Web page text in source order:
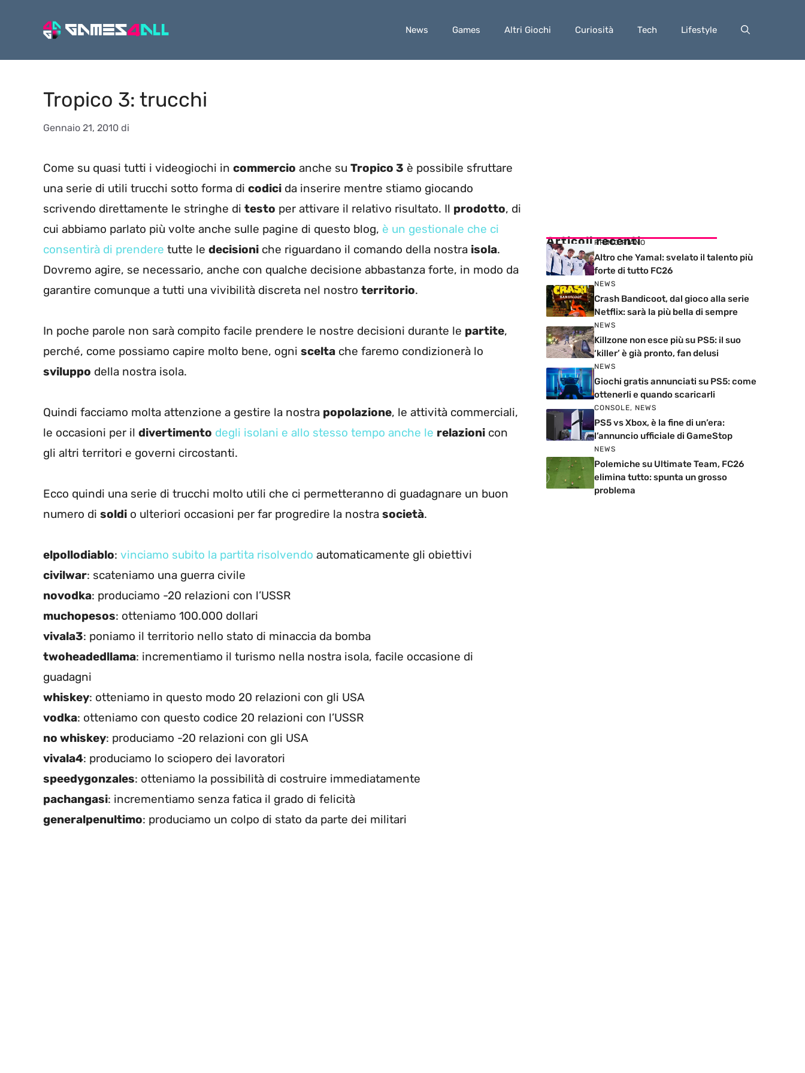
News Games Altri Giochi Curiosità Tech Lifestyle
Tropico 3: trucchi
Gennaio 21, 2010 di
Come su quasi tutti i videogiochi in commercio anche su Tropico 3 è possibile sfruttare
una serie di utili trucchi sotto forma di codici da inserire mentre stiamo giocando
scrivendo direttamente le stringhe di testo per attivare il relativo risultato. Il prodotto, di
cui abbiamo parlato più volte anche sulle pagine di questo blog, è un gestionale che ci
consentirà di prendere tutte le decisioni che riguardano il comando della nostra isola.
Dovremo agire, se necessario, anche con qualche decisione abbastanza forte, in modo da
garantire comunque a tutti una vivibilità discreta nel nostro territorio.
In poche parole non sarà compito facile prendere le nostre decisioni durante le partite,
perché, come possiamo capire molto bene, ogni scelta che faremo condizionerà lo
sviluppo della nostra isola.
Quindi facciamo molta attenzione a gestire la nostra popolazione, le attività commerciali,
le occasioni per il divertimento degli isolani e allo stesso tempo anche le relazioni con
gli altri territori e governi circostanti.
Ecco quindi una serie di trucchi molto utili che ci permetteranno di guadagnare un buon
numero di soldi o ulteriori occasioni per far progredire la nostra società.
elpollodiablo: vinciamo subito la partita risolvendo automaticamente gli obiettivi
civilwar: scateniamo una guerra civile
novodka: produciamo -20 relazioni con l’USSR
muchopesos: otteniamo 100.000 dollari
vivala3: poniamo il territorio nello stato di minaccia da bomba
twoheadedllama: incrementiamo il turismo nella nostra isola, facile occasione di
guadagni
whiskey: otteniamo in questo modo 20 relazioni con gli USA
vodka: otteniamo con questo codice 20 relazioni con l’USSR
no whiskey: produciamo -20 relazioni con gli USA
vivala4: produciamo lo sciopero dei lavoratori
speedygonzales: otteniamo la possibilità di costruire immediatamente
pachangasi: incrementiamo senza fatica il grado di felicità
generalpenultimo: produciamo un colpo di stato da parte dei militari
Articoli recenti
PRIMO PIANO
Altro che Yamal: svelato il talento più
forte di tutto FC26
NEWS
Crash Bandicoot, dal gioco alla serie
Netflix: sarà la più bella di sempre
NEWS
Killzone non esce più su PS5: il suo
‘killer’ è già pronto, fan delusi
NEWS
Giochi gratis annunciati su PS5: come
ottenerli e quando scaricarli
CONSOLE, NEWS
PS5 vs Xbox, è la fine di un’era:
l’annuncio ufficiale di GameStop
NEWS
Polemiche su Ultimate Team, FC26
elimina tutto: spunta un grosso
problema